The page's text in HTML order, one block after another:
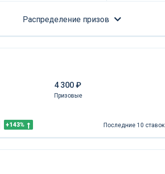
Распределение призов
4 300 ₽
Призовые
+143% Последние 10 ставок